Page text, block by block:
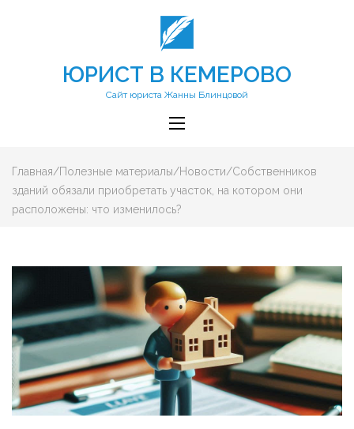
ЮРИСТ В КЕМЕРОВО
Сайт юриста Жанны Блинцовой
Главная/Полезные материалы/Новости/Собственников
зданий обязали приобретать участок, на котором они
расположены: что изменилось?